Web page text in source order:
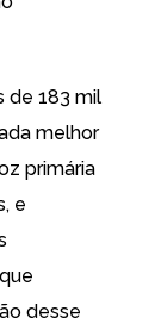
de 183 mil
melhor
primária
e
desse